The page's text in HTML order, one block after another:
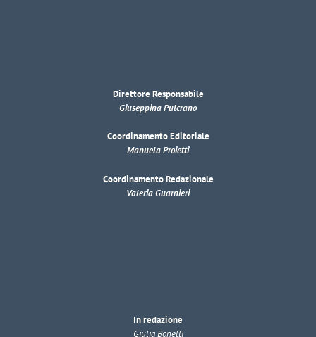
Direttore Responsabile
Giuseppina Pulcrano
Coordinamento Editoriale
Manuela Proietti
Coordinamento Redazionale
Valeria Guarnieri
In redazione
Giulia Bonelli